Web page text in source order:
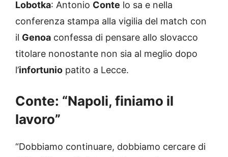
Lobotka: Antonio Conte lo sa e nella
conferenza stampa alla vigilia del match con
il Genoa confessa di pensare allo slovacco
titolare nonostante non sia al meglio dopo
l’infortunio patito a Lecce.
Conte: “Napoli, finiamo il
lavoro”
“Dobbiamo continuare, dobbiamo cercare di